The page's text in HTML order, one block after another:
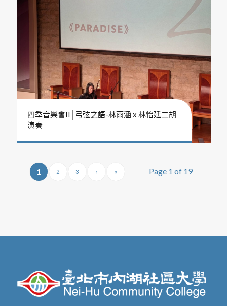
四季音樂會II│弓弦之語-林雨涵 x 林怡廷二胡
演奏
Page 1 of 19
1 2 3 › »